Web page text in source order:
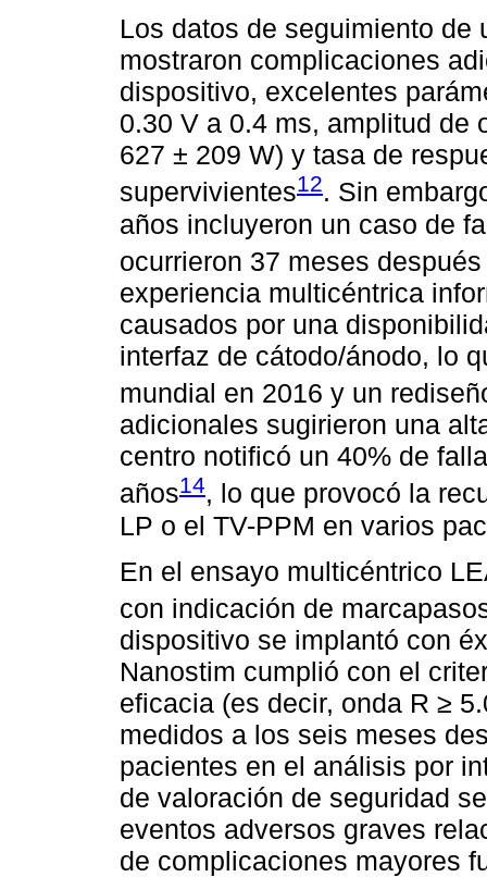
Los datos de seguimiento de
mostraron complicaciones
dispositivo, excelentes
0.30 V a 0.4 ms, amplitud de
627 ± 209 W) y tasa de
supervivientes12. Sin
años incluyeron un caso de
ocurrieron 37 meses
experiencia multicéntrica
causados por una
interfaz de cátodo/ánodo, lo
mundial en 2016 y un
adicionales sugirieron una
centro notificó un 40% de
años14, lo que provocó la
LP o el TV-PPM en varios
En el ensayo multicéntrico
con indicación de
dispositivo se implantó con
Nanostim cumplió con el
eficacia (es decir, onda R ≥
medidos a los seis meses
pacientes en el análisis por
de valoración de seguridad
eventos adversos graves
de complicaciones mayores